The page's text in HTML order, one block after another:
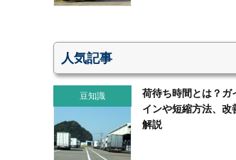
人気記事
豆知識
荷待ち時間とは？ガ
インや短縮方法、改
解説